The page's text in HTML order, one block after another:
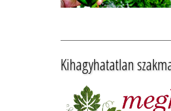
Kihagyhatatlan